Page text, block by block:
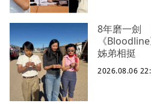
8年磨一劍
《
姊弟相挺
2026.08.06